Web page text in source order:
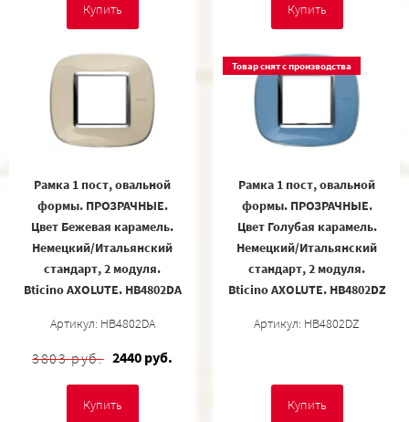
Купить Купить
Рамка 1 пост, овальной
формы. ПРОЗРАЧНЫЕ.
Цвет Бежевая карамель.
Немецкий/Итальянский
стандарт, 2 модуля.
Bticino AXOLUTE. HB4802DA
Артикул: HB4802DA
3803 руб. 2440 руб.
Купить
Товар снят с производства
Рамка 1 пост, овальной
формы. ПРОЗРАЧНЫЕ.
Цвет Голубая карамель.
Немецкий/Итальянский
стандарт, 2 модуля.
Bticino AXOLUTE. HB4802DZ
Артикул: HB4802DZ
Купить